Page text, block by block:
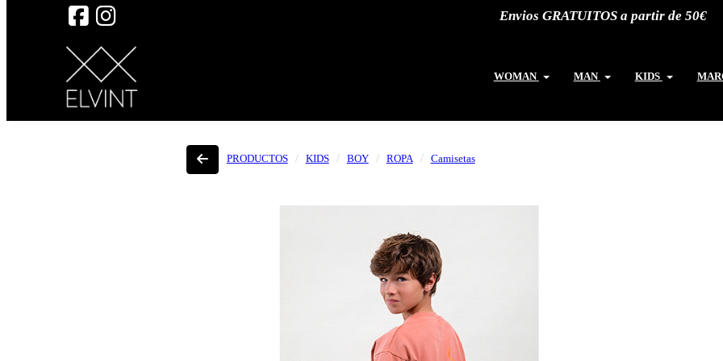
Envios GRATUITOS a partir de 50€
WOMAN MAN KIDS
PRODUCTOS KIDS BOY ROPA Camisetas